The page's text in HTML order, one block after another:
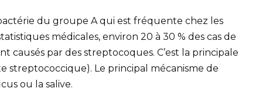
du groupe A qui est fréquente chez les
médicales, environ 20 à 30 % des cas de
causés par des streptocoques. C’est la principale
streptococcique). Le principal mécanisme de
ou la salive.